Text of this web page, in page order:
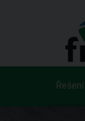
Řešení